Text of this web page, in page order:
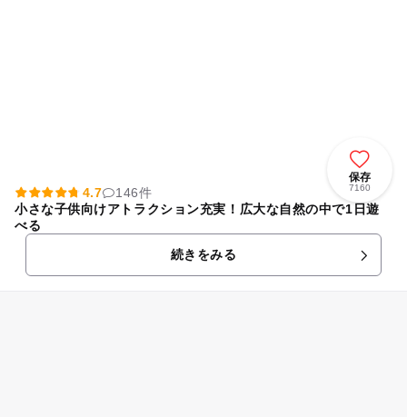
保存
7160
4.7
146件
小さな子供向けアトラクション充実！広大な自然の中で1日遊
べる
続きをみる